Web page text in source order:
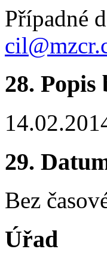
Případné
28.
29.
Bez
Úřad